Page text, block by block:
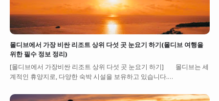
몰디브에서 가장 비싼 리조트 상위 다섯 곳 눈요기 하기(몰디브 여행을
위한 필수 정보 정리)
[몰디브에서 가장비싼 리조트 상위 다섯 곳 눈요기 하기] 몰디브는 세
계적인 휴양지로, 다양한 숙박 시설을 보유하고 있습니다.…